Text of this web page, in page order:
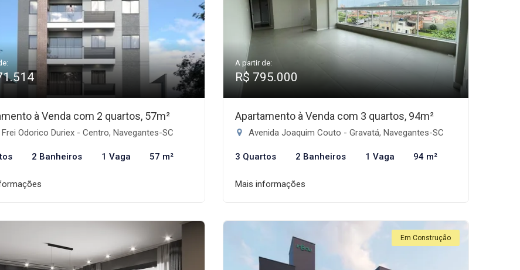
à Venda com 2 quartos, 57m²
Frei Odorico Duriex - Centro, Navegantes-SC
2 Banheiros 1 Vaga 57 m²
A partir de:
R$ 795.000
Apartamento à Venda com 3 quartos, 94m²
Avenida Joaquim Couto - Gravatá, Navegantes-SC
3 Quartos 2 Banheiros 1 Vaga 94 m²
Mais informações
Em Construção